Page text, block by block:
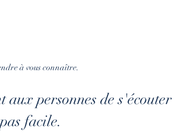
à vous connaître.
aux personnes de s'écouter
facile.